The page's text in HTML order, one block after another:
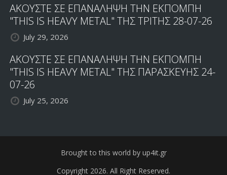
ΑΚΟΥΣΤΕ ΣΕ ΕΠΑΝΑΛΗΨΗ ΤΗΝ ΕΚΠΟΜΠΗ
"THIS IS HEAVY METAL" ΤΗΣ ΤΡΙΤΗΣ 28-07-26
July 29, 2026
ΑΚΟΥΣΤΕ ΣΕ ΕΠΑΝΑΛΗΨΗ ΤΗΝ ΕΚΠΟΜΠΗ
"THIS IS HEAVY METAL" ΤΗΣ ΠΑΡΑΣΚΕΥΗΣ 24-
07-26
July 25, 2026
Brought to this world by up4it.gr
Copyright 2026. All Right Reserved.